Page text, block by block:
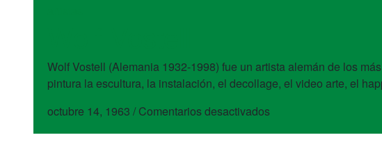
Wolf Vostell (Alemania 1932-1998) fue un artista alemán de los
pintura la escultura, la instalación, el decollage, el video arte, el
octubre 14, 1963 / Comentarios desactivadosen